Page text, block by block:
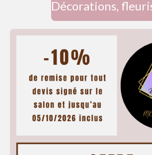
Décorations,